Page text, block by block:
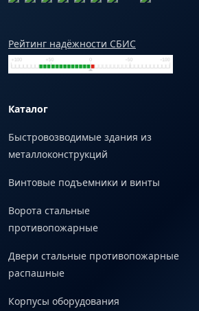
Рейтинг надёжности СБИС
Каталог
Быстровозводимые здания из
металлоконструкций
Винтовые подъемники и винты
Ворота стальные
противопожарные
Двери стальные противопожарные
распашные
Корпусы оборудования